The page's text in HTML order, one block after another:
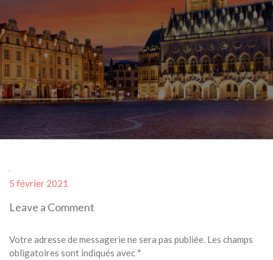
Posted
5 février 2021
Leave a Comment
Votre adresse de messagerie ne sera pas publiée. Les champs
obligatoires sont indiqués avec *